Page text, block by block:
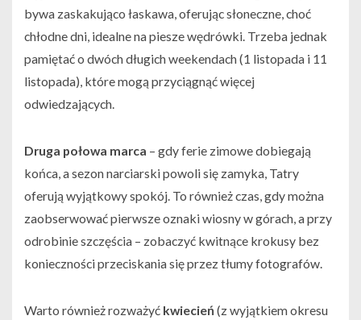
bywa zaskakująco łaskawa, oferując słoneczne, choć
chłodne dni, idealne na piesze wędrówki. Trzeba jednak
pamiętać o dwóch długich weekendach (1 listopada i 11
listopada), które mogą przyciągnąć więcej
odwiedzających.
Druga połowa marca – gdy ferie zimowe dobiegają
końca, a sezon narciarski powoli się zamyka, Tatry
oferują wyjątkowy spokój. To również czas, gdy można
zaobserwować pierwsze oznaki wiosny w górach, a przy
odrobinie szczęścia – zobaczyć kwitnące krokusy bez
konieczności przeciskania się przez tłumy fotografów.
Warto również rozważyć kwiecień (z wyjątkiem okresu